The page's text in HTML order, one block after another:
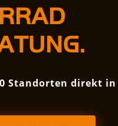
Standorten direkt